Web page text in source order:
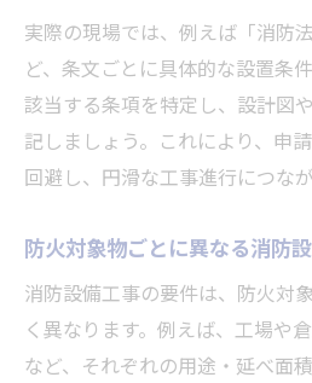
施行令第26条が定め
消防法施行規則と誘
理
誘導灯設置で押さえる
工場や倉庫に必要な誘
消防設備工事における法
とは
消防設備工事と消防法
実際の現場では、例えば「消防
ど、条文ごとに具体的な設置条
該当する条項を特定し、設計図
記しましょう。これにより、申
回避し、円滑な工事進行につなが
防火対象物ごとに異なる消防
消防設備工事の要件は、防火対
く異なります。例えば、工場や
など、それぞれの用途・延べ面